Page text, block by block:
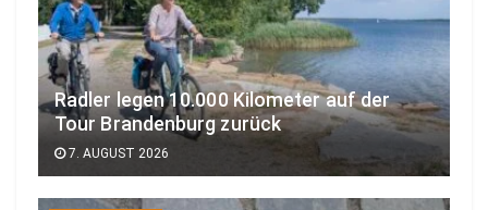
Radler legen 10.000 Kilometer auf der
Tour Brandenburg zurück
7. AUGUST 2026